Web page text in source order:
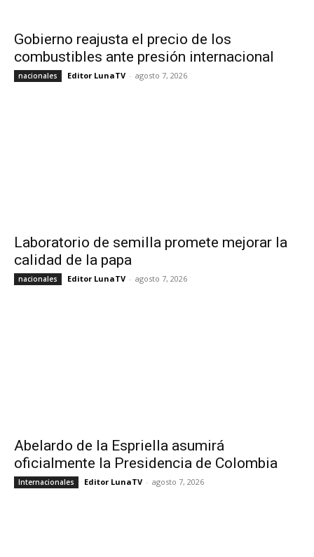
Gobierno reajusta el precio de los
combustibles ante presión internacional
nacionales Editor LunaTV - agosto 7, 2026
Laboratorio de semilla promete mejorar la
calidad de la papa
nacionales Editor LunaTV - agosto 7, 2026
Abelardo de la Espriella asumirá
oficialmente la Presidencia de Colombia
Internacionales Editor LunaTV - agosto 7, 2026